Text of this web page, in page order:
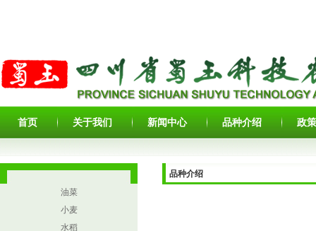
首页 关于我们 新闻中心 品种介绍 政
品种介绍
油菜
小麦
水稻